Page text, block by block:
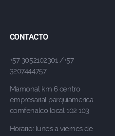
CONTACTO
+57 3052102301 /+57
3207444757
Mamonal km 6 centro
empresarial parquiamerica
comfenalco local 102 103
Horario: lunes a viernes de